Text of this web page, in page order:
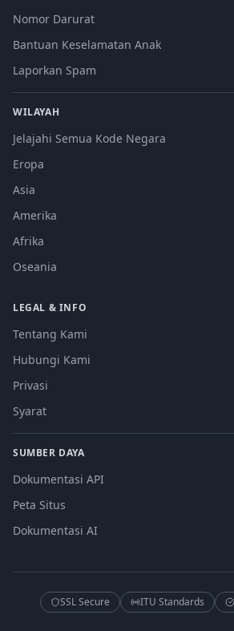
Nomor Darurat
Bantuan Keselamatan Anak
Laporkan Spam
WILAYAH
Jelajahi Semua Kode Negara
Eropa
Asia
Amerika
Afrika
Oseania
LEGAL & INFO
Tentang Kami
Hubungi Kami
Privasi
Syarat
SUMBER DAYA
Dokumentasi API
Peta Situs
Dokumentasi AI
SSL Secure ITU Standards